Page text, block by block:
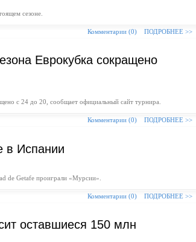
сезоне.
Комментарии (0) ПОДРОБНЕЕ >>
Еврокубка сокращено
с 24 до 20, сообщает официальный сайт турнира.
Комментарии (0) ПОДРОБНЕЕ >>
в Испании
de Getafe проиграли «Мурсии».
Комментарии (0) ПОДРОБНЕЕ >>
оставшиеся 150 млн